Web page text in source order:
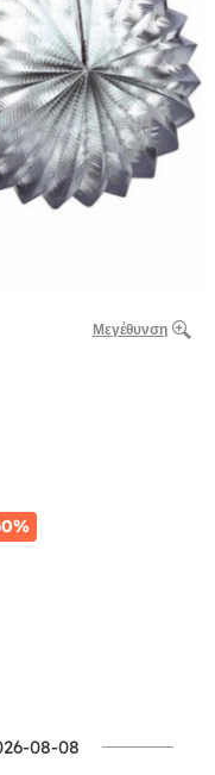
Μεγέθυνση
08-08